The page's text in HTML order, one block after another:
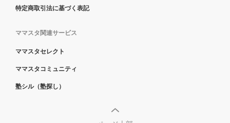
特定商取引法に基づく表記
ママスタ関連サービス
ママスタセレクト
ママスタコミュニティ
塾シル（塾探し）